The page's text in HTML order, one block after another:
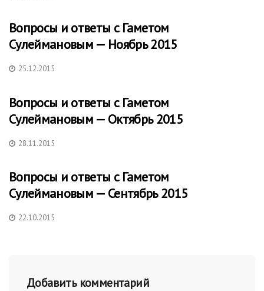
Вопросы и ответы с Гаметом
Сулеймановым — Ноябрь 2015
25.12.2015
Вопросы и ответы с Гаметом
Сулеймановым — Октябрь 2015
28.11.2015
Вопросы и ответы с Гаметом
Сулеймановым — Сентябрь 2015
22.10.2015
Добавить комментарий